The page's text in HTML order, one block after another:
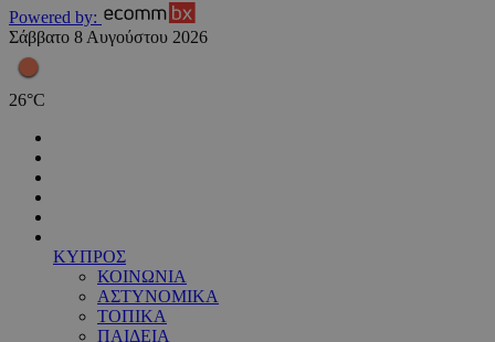
Powered by:
Σάββατο 8 Αυγούστου 2026
26°C
ΚΥΠΡΟΣ
ΚΟΙΝΩΝΙΑ
ΑΣΤΥΝΟΜΙΚΑ
ΤΟΠΙΚΑ
ΠΑΙΔΕΙΑ